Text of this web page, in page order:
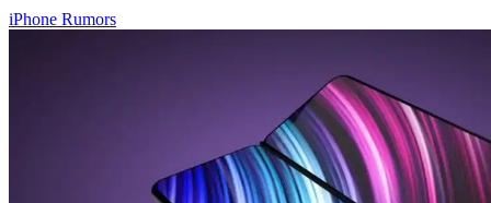
iPhone Rumors